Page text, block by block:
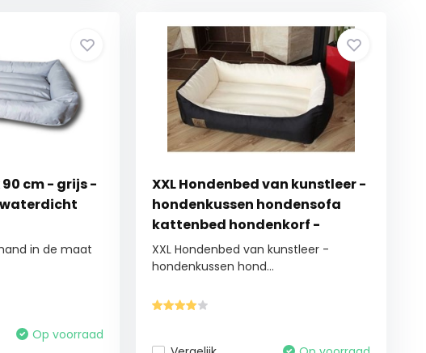
90 cm - grijs -
in de maat
Op voorraad
XXL Hondenbed van kunstleer -
hondenkussen hondensofa
kattenbed hondenkorf -
waterdicht 90 X 60 cm
XXL Hondenbed van kunstleer -
hondenkussen hond...